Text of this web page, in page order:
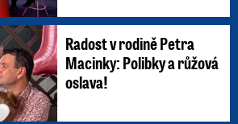
Radost v rodině Petra
Macinky: Polibky a růžová
oslava!